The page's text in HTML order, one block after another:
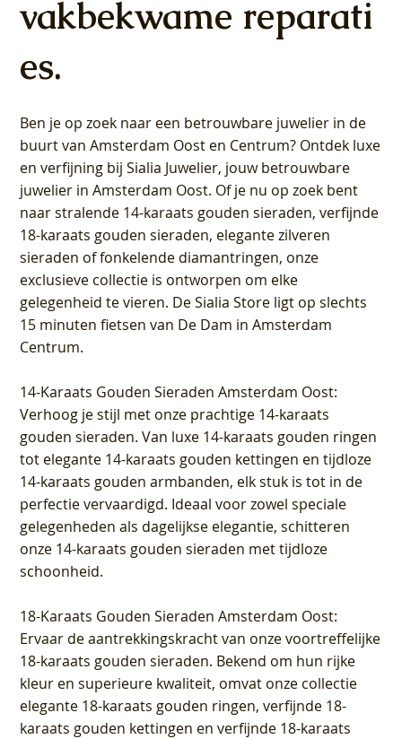
vakbekwame reparati
es.
Ben je op zoek naar een betrouwbare juwelier in de
buurt van Amsterdam Oost en Centrum? Ontdek luxe
en verfijning bij Sialia Juwelier, jouw betrouwbare
juwelier in Amsterdam Oost. Of je nu op zoek bent
naar stralende 14-karaats gouden sieraden, verfijnde
18-karaats gouden sieraden, elegante zilveren
sieraden of fonkelende diamantringen, onze
exclusieve collectie is ontworpen om elke
gelegenheid te vieren. De Sialia Store ligt op slechts
15 minuten fietsen van De Dam in Amsterdam
Centrum.
14-Karaats Gouden Sieraden Amsterdam Oost:
Verhoog je stijl met onze prachtige 14-karaats
gouden sieraden. Van luxe 14-karaats gouden ringen
tot elegante 14-karaats gouden kettingen en tijdloze
14-karaats gouden armbanden, elk stuk is tot in de
perfectie vervaardigd. Ideaal voor zowel speciale
gelegenheden als dagelijkse elegantie, schitteren
onze 14-karaats gouden sieraden met tijdloze
schoonheid.
18-Karaats Gouden Sieraden Amsterdam Oost:
Ervaar de aantrekkingskracht van onze voortreffelijke
18-karaats gouden sieraden. Bekend om hun rijke
kleur en superieure kwaliteit, omvat onze collectie
elegante 18-karaats gouden ringen, verfijnde 18-
karaats gouden kettingen en verfijnde 18-karaats